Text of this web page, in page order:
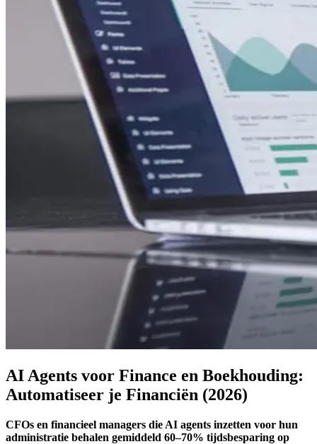
AI Agents voor Finance en Boekhouding:
Automatiseer je Financiën (2026)
CFOs en financieel managers die AI agents inzetten voor hun
administratie behalen gemiddeld 60–70% tijdsbesparing op